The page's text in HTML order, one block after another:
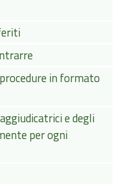
in formato
e degli
per ogni